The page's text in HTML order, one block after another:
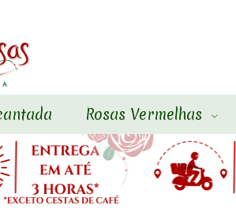
Rosas Vermelhas